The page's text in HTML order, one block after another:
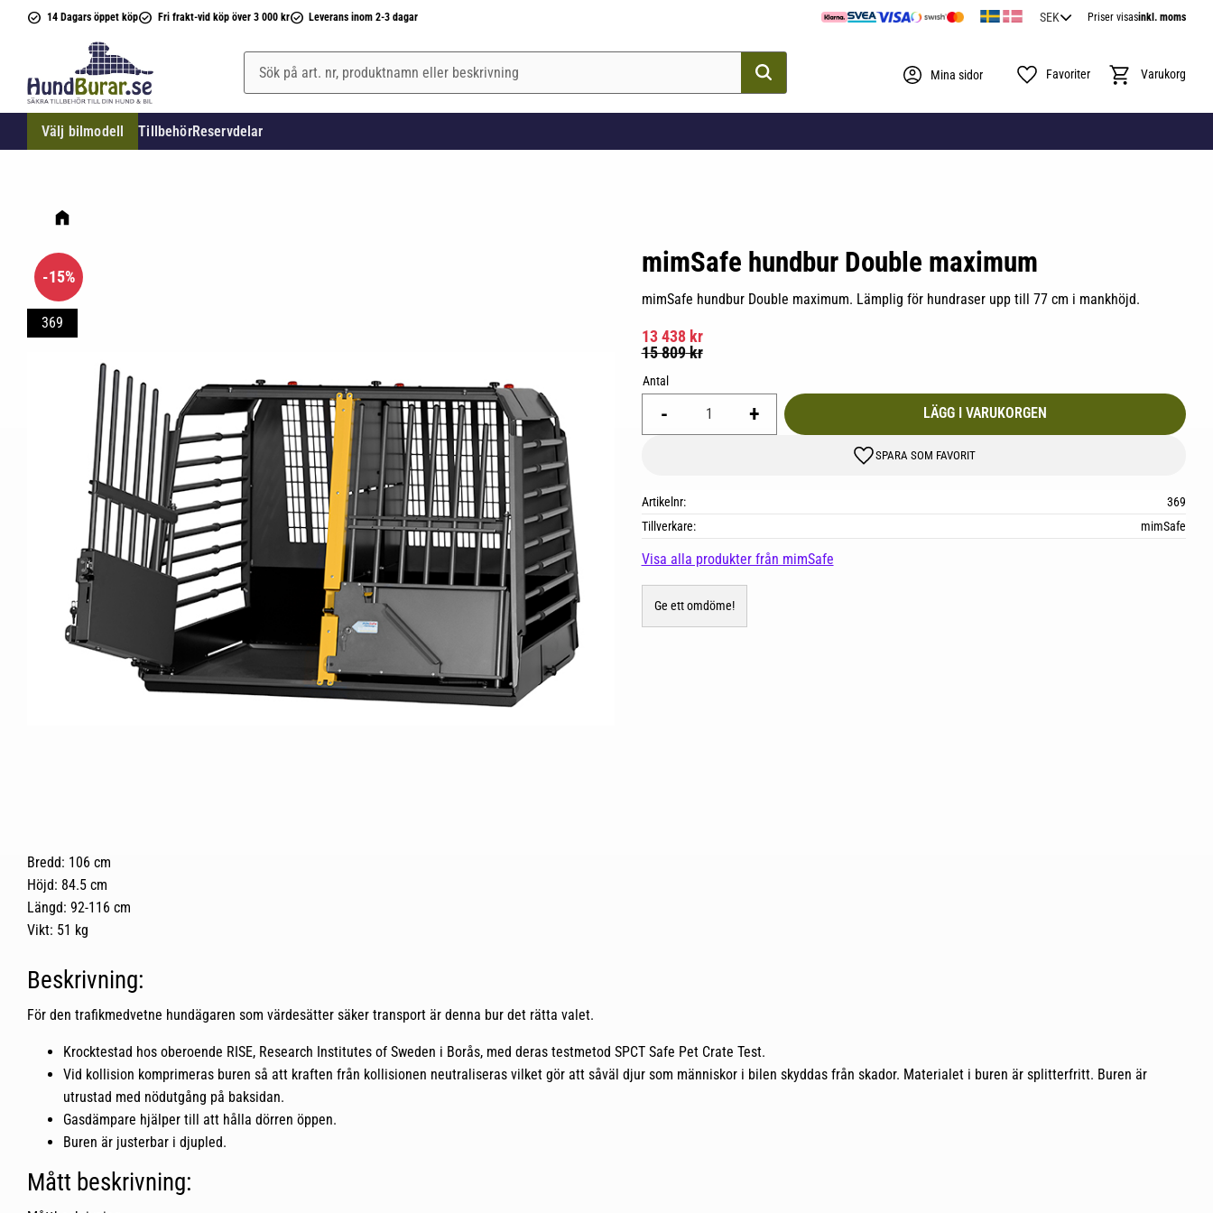
14 Dagars öppet köp Fri frakt-vid köp över 3 000 kr Leverans inom 2-3 dagar Priser visasinkl. moms
Välj bilmodell TillbehörReservdelar
Mina sidor Favoriter Kundvagn
mimSafe hundbur Double maximum
mimSafe hundbur Double maximum. Lämplig för hundraser upp till 77 cm i mankhöjd.
15%
369
Nedsatt pris:
13 438kr
Ordinarie pris:
15 809kr
Antal
+
-
LÄGG TILL I FAVORITER
Artikelnr
369
Tillverkare
mimSafe
Visa alla produkter från mimSafe
Ge ett omdöme!
Bredd: 106 cm
Höjd: 84.5 cm
Längd: 92-116 cm
Vikt: 51 kg
Beskrivning:
För den trafikmedvetne hundägaren som värdesätter säker transport är denna bur det rätta valet.
Krocktestad hos oberoende RISE, Research Institutes of Sweden i Borås, med deras testmetod SPCT Safe Pet Crate Test.
Vid kollision komprimeras buren så att kraften från kollisionen neutraliseras vilket gör att såväl djur som människor i bilen skyddas från skador. Materialet i buren är splitterfritt. Buren är
utrustad med nödutgång på baksidan.
Gasdämpare hjälper till att hålla dörren öppen.
Buren är justerbar i djupled.
Mått beskrivning: